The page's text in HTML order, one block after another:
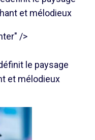
et mélodieux
/>
le paysage
et mélodieux